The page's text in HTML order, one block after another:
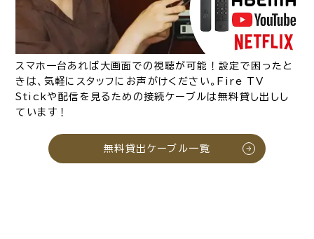
スマホ一台あれば大画面での視聴が可能！設定で困ったと
きは、気軽にスタッフにお声がけください。Fire TV
Stickや配信を見るための接続ケーブルは無料貸し出しし
ています！
無料貸出ケーブル一覧